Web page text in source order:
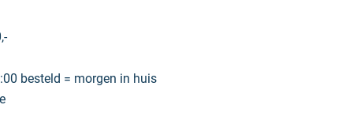
besteld = morgen in huis